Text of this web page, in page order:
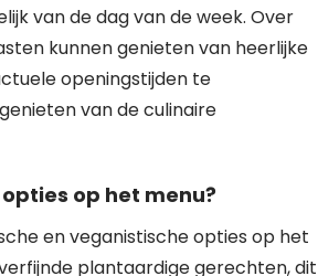
van de dag van de week. Over
kunnen genieten van heerlijke
openingstijden te
van de culinaire
op het menu?
en veganistische opties op het
plantaardige gerechten, dit